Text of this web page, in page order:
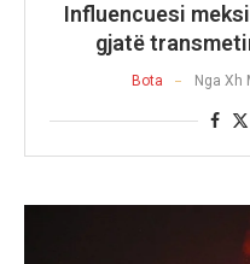
Influencuesi
gjatë
Bota Nga Xh